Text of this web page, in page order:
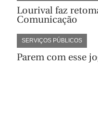
Lourival faz
Comunicação
SERVIÇOS PÚBLICOS
Parem com esse